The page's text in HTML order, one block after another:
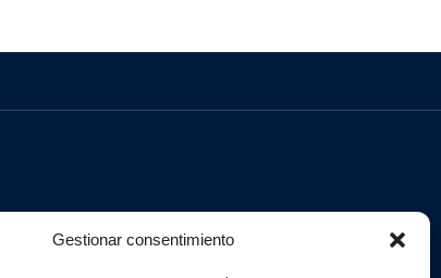
Gestionar consentimiento